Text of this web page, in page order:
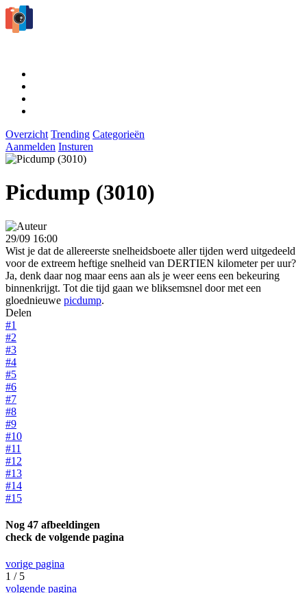
Overzicht Trending Categorieën
Aanmelden Insturen
Picdump (3010)
29/09 16:00
Wist je dat de allereerste snelheidsboete aller tijden werd uitgedeeld
voor de extreem heftige snelheid van DERTIEN kilometer per uur?
Ja, denk daar nog maar eens aan als je weer eens een bekeuring
binnenkrijgt. Tot die tijd gaan we bliksemsnel door met een
gloednieuwe picdump.
Delen
#1
#2
#3
#4
#5
#6
#7
#8
#9
#10
#11
#12
#13
#14
#15
Nog 47 afbeeldingen
check de volgende pagina
vorige pagina
1 / 5
volgende pagina